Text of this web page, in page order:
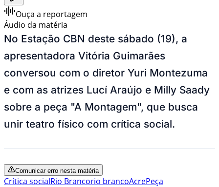
Ouça a reportagem
Áudio da matéria
No Estação CBN deste sábado (19), a
apresentadora Vitória Guimarães
conversou com o diretor Yuri Montezuma
e com as atrizes Lucí Araújo e Milly Saady
sobre a peça "A Montagem", que busca
unir teatro físico com crítica social.
Comunicar erro nesta matéria
Crítica socialRio Brancorio brancoAcrePeça